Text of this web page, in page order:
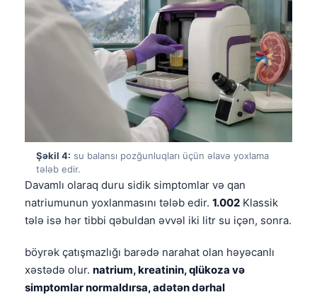
Şəkil 4: su balansı pozğunluqları üçün əlavə yoxlama
tələb edir.
Davamlı olaraq duru sidik simptomlar və qan
natriumunun yoxlanmasını tələb edir. 1.002 Klassik
tələ isə hər tibbi qəbuldan əvvəl iki litr su içən, sonra.
böyrək çatışmazlığı barədə narahat olan həyəcanlı
xəstədə olur. natrium, kreatinin, qlükoza və
simptomlar normaldırsa, adətən dərhal